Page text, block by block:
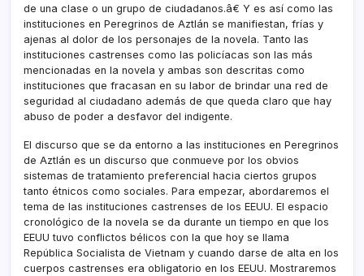
de una clase o un grupo de ciudadanos.â€ Y es así­ como las
instituciones en Peregrinos de Aztlán se manifiestan, frí­as y
ajenas al dolor de los personajes de la novela. Tanto las
instituciones castrenses como las policí­acas son las más
mencionadas en la novela y ambas son descritas como
instituciones que fracasan en su labor de brindar una red de
seguridad al ciudadano además de que queda claro que hay
abuso de poder a desfavor del indigente.
El discurso que se da entorno a las instituciones en Peregrinos
de Aztlán es un discurso que conmueve por los obvios
sistemas de tratamiento preferencial hacia ciertos grupos
tanto étnicos como sociales. Para empezar, abordaremos el
tema de las instituciones castrenses de los EEUU. El espacio
cronológico de la novela se da durante un tiempo en que los
EEUU tuvo conflictos bélicos con la que hoy se llama
República Socialista de Vietnam y cuando darse de alta en los
cuerpos castrenses era obligatorio en los EEUU. Mostraremos